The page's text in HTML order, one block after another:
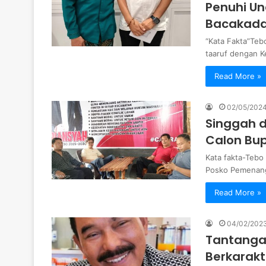
Penuhi
“Kata
taaruf dengan
Read More »
02/05/
Singgah
Calon
Kata fakta-
Posko
Read More »
04/02/